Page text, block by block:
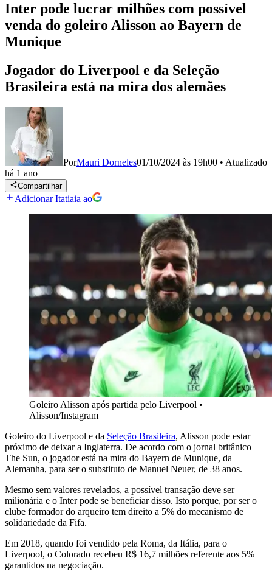
Inter pode lucrar milhões com possível
venda do goleiro Alisson ao Bayern de
Munique
Jogador do Liverpool e da Seleção
Brasileira está na mira dos alemães
PorMauri Dorneles01/10/2024 às 19h00 • Atualizado
há 1 ano
Compartilhar
Adicionar Itatiaia ao
Goleiro Alisson após partida pelo Liverpool •
Alisson/Instagram
Goleiro do Liverpool e da Seleção Brasileira, Alisson pode estar
próximo de deixar a Inglaterra. De acordo com o jornal britânico
The Sun, o jogador está na mira do Bayern de Munique, da
Alemanha, para ser o substituto de Manuel Neuer, de 38 anos.
Mesmo sem valores revelados, a possível transação deve ser
milionária e o Inter pode se beneficiar disso. Isto porque, por ser o
clube formador do arqueiro tem direito a 5% do mecanismo de
solidariedade da Fifa.
Em 2018, quando foi vendido pela Roma, da Itália, para o
Liverpool, o Colorado recebeu R$ 16,7 milhões referente aos 5%
garantidos na negociação.